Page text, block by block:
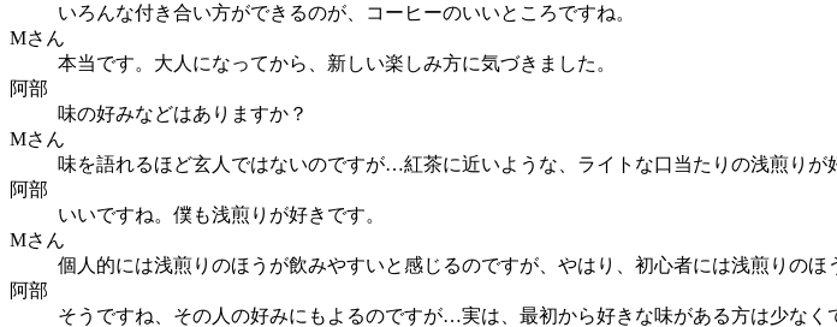
いろんな付き合い方ができるのが、コーヒーのいいところですね。
Mさん
本当です。大人になってから、新しい楽しみ方に気づきました。
阿部
味の好みなどはありますか？
Mさん
味を語れるほど玄人ではないのですが…紅茶に近いような、ライトな口当たりの浅煎りが
阿部
いいですね。僕も浅煎りが好きです。
Mさん
個人的には浅煎りのほうが飲みやすいと感じるのですが、やはり、初心者には浅煎りのほ
阿部
そうですね、その人の好みにもよるのですが…実は、最初から好きな味がある方は少なく